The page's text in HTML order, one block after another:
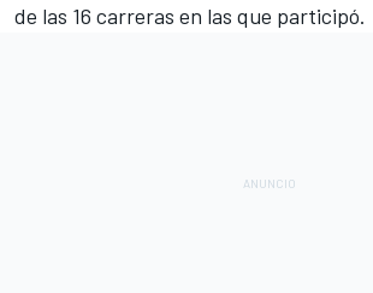
de las 16 carreras en las que participó.